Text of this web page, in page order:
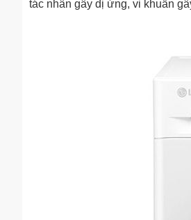
tác nhân gây dị ứng, vi khuẩn